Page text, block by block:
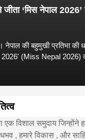
‘मिस नेपाल 2026’
की बहुमुखी प्रतिभा की
(Miss Nepal 2026)
एक विशाल समुदाय जिन्होंने
, हमारे विकास , और